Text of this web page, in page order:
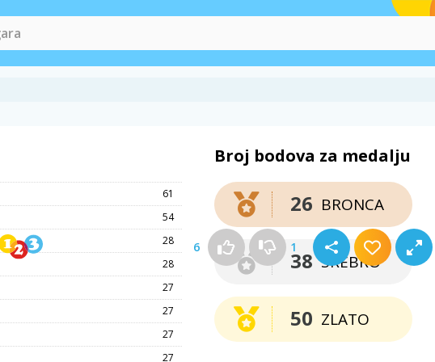
6 1
61
54
28
28
27
27
27
27
Broj bodova za medalju
BRONCA
26
SREBRO
38
ZLATO
50